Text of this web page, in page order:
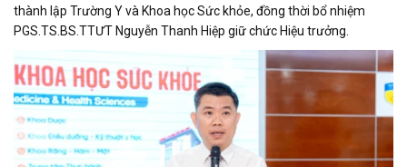
thành lập Trường Y và Khoa học Sức khỏe, đồng thời bổ nhiệm
PGS.TS.BS.TTƯT Nguyễn Thanh Hiệp giữ chức Hiệu trưởng.